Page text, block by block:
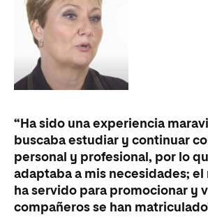
“Ha sido una experiencia
buscaba estudiar y continuar
personal y profesional, por lo
adaptaba a mis necesidades; el
ha servido para promocionar y
compañeros se han